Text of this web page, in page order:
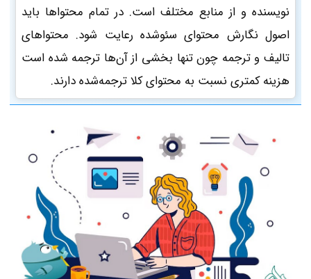
نویسنده و از منابع مختلف است. در تمام محتواها باید
اصول نگارش محتوای سئو‌شده رعایت شود. محتواهای
تالیف و ترجمه چون تنها بخشی از آن‌ها ترجمه شده است
هزینه کمتری نسبت به محتوای کلا ترجمه‌شده دارند.